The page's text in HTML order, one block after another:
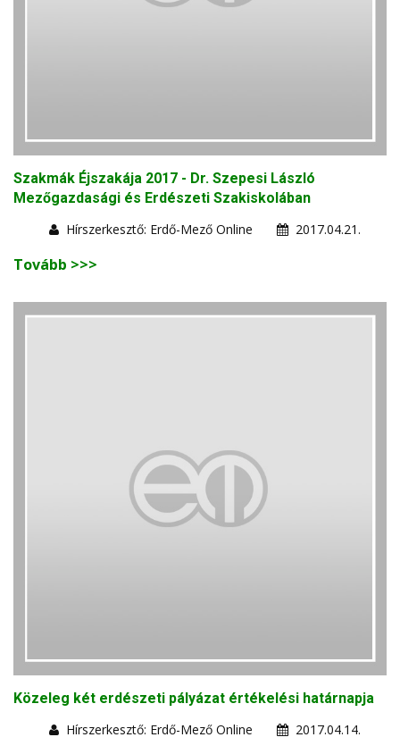
Szakmák Éjszakája 2017 - Dr. Szepesi László
Mezőgazdasági és Erdészeti Szakiskolában
Hírszerkesztő: Erdő-Mező Online
2017.04.21.
Tovább >>>
Közeleg két erdészeti pályázat értékelési határnapja
Hírszerkesztő: Erdő-Mező Online
2017.04.14.